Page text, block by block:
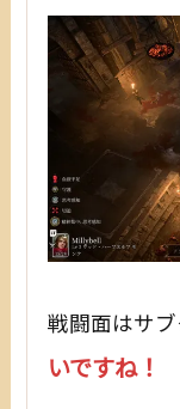
戦闘面はサ
いですね！